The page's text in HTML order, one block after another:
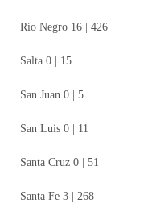
Río Negro 16 | 426
Salta 0 | 15
San Juan 0 | 5
San Luis 0 | 11
Santa Cruz 0 | 51
Santa Fe 3 | 268